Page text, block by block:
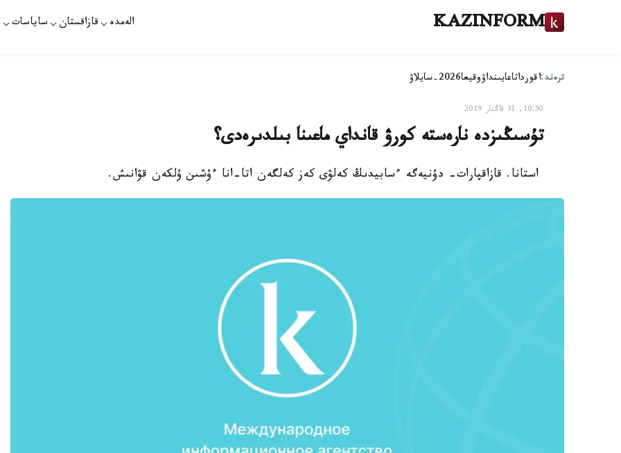
KAZINFORM الەمدە قازاقستان ساياسات
ترەند:اقورداتاعايىنداۋوقيعا2026-سايلاۋ
10:50, 31 قاڭتار 2019
تۇسىڭىزدە نارەستە كورۋ قانداي ماعىنا بىلدىرەدى؟
استانا. قازاقپارات- دۇنيەگە ءسابيدىڭ كەلۋى كەز كەلگەن اتا-انا ءۇشىن ۇلكەن قۋانىش.